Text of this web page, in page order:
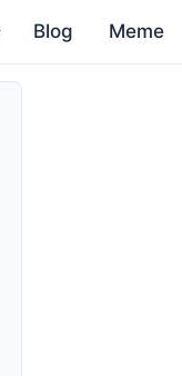
Blog Meme